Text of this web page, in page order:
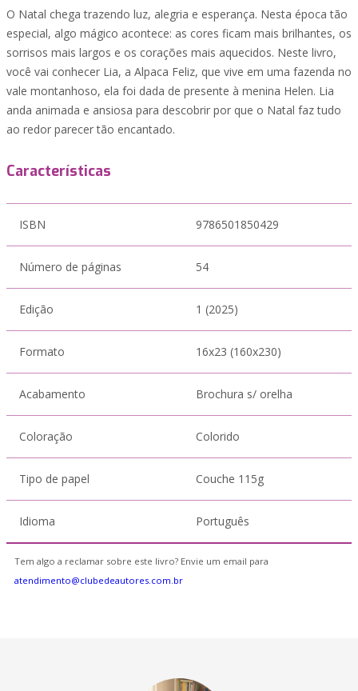
O Natal chega trazendo luz, alegria e esperança. Nesta época tão
especial, algo mágico acontece: as cores ficam mais brilhantes, os
sorrisos mais largos e os corações mais aquecidos. Neste livro,
você vai conhecer Lia, a Alpaca Feliz, que vive em uma fazenda no
vale montanhoso, ela foi dada de presente à menina Helen. Lia
anda animada e ansiosa para descobrir por que o Natal faz tudo
ao redor parecer tão encantado.
Características
ISBN 9786501850429
Número de páginas 54
Edição 1 (2025)
Formato 16x23 (160x230)
Acabamento Brochura s/ orelha
Coloração Colorido
Tipo de papel Couche 115g
Idioma Português
Tem algo a reclamar sobre este livro? Envie um email para
atendimento@clubedeautores.com.br